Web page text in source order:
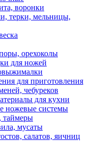
воронки
терки, мельницы,
орехоколы
для ножей
для приготовления
чебуреков
для кухни
ножевые системы
таймеры
мусаты
салатов, яичниц